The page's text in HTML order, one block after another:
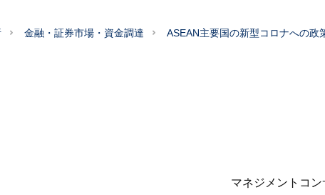
金融・証券市場・資金調達 ASEAN主要国の新型コロナへの
マネジメントコ